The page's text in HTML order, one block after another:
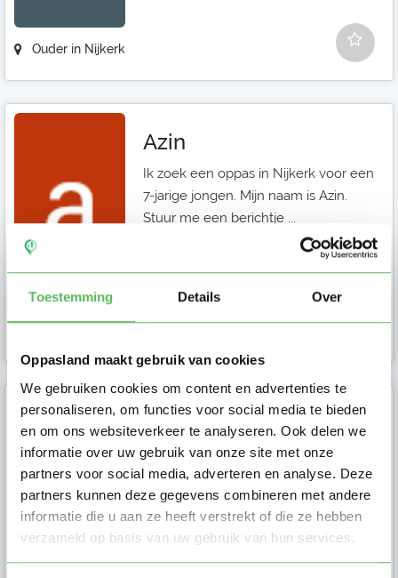
Toestemming Details Over
Oppasland maakt gebruik van cookies
We gebruiken cookies om content en advertenties te
personaliseren, om functies voor social media te bieden
en om ons websiteverkeer te analyseren. Ook delen we
informatie over uw gebruik van onze site met onze
partners voor social media, adverteren en analyse. Deze
partners kunnen deze gegevens combineren met andere
informatie die u aan ze heeft verstrekt of die ze hebben
verzameld op basis van uw gebruik van hun services.
Ouder in Nijkerk
Azin
Ik zoek een oppas in Nijkerk voor een
7-jarige jongen. Mijn naam is Azin.
Stuur me een berichtje ...
Aline
Ik ben Aline en ik ben op zoek naar
een oppas in Putten. Stuur mij een
bericht als je meer vragen hebt.